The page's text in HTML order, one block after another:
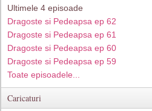
Ultimele 4 episoade
Dragoste si Pedeapsa ep 62
Dragoste si Pedeapsa ep 61
Dragoste si Pedeapsa ep 60
Dragoste si Pedeapsa ep 59
Toate episoadele...
Caricaturi